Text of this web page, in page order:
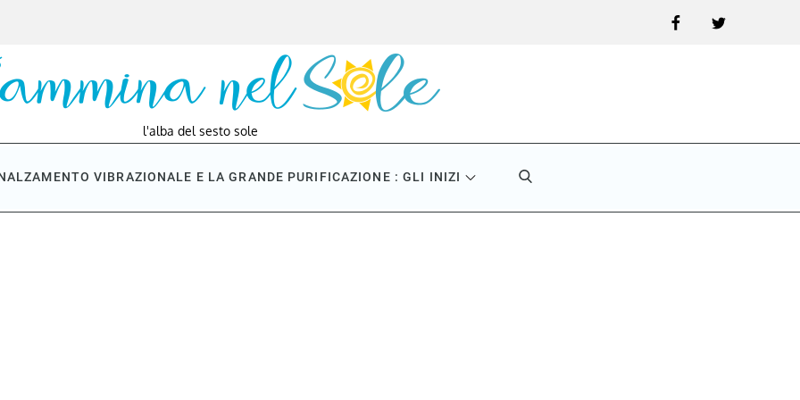
FacebookTwitter
l'alba del sesto sole
VIBRAZIONALE E LA GRANDE PURIFICAZIONE : GLI INIZI